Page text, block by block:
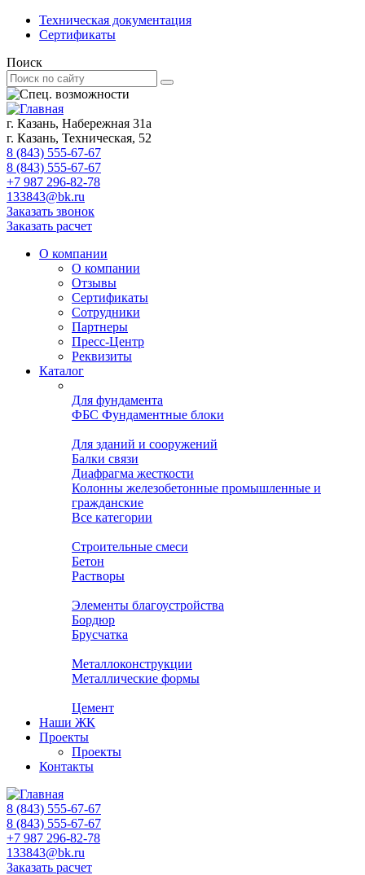
Техническая документация
Сертификаты
Поиск
г. Казань, Набережная 31а
г. Казань, Техническая, 52
8 (843) 555-67-67
8 (843) 555-67-67
+7 987 296-82-78
133843@bk.ru
Заказать звонок
Заказать расчет
О компании
О компании
Отзывы
Сертификаты
Сотрудники
Партнеры
Пресс-Центр
Реквизиты
Каталог
Для фундамента
ФБС Фундаментные блоки
Для зданий и сооружений
Балки связи
Диафрагма жесткости
Колонны железобетонные промышленные и
гражданские
Все категории
Строительные смеси
Бетон
Растворы
Элементы благоустройства
Бордюр
Брусчатка
Металлоконструкции
Металлические формы
Цемент
Наши ЖК
Проекты
Проекты
Контакты
8 (843) 555-67-67
8 (843) 555-67-67
+7 987 296-82-78
133843@bk.ru
Заказать расчет